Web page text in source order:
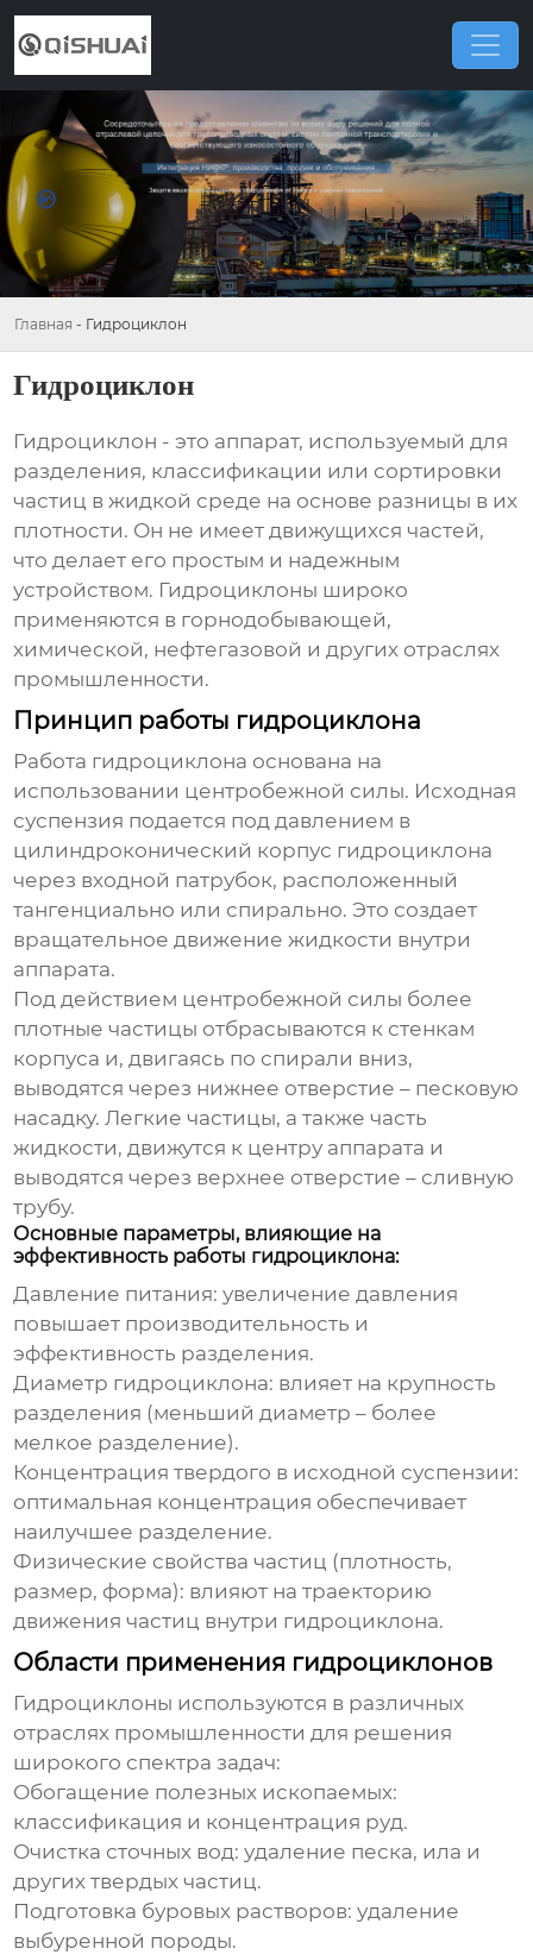
Главная - Гидроциклон
Гидроциклон
Гидроциклон - это аппарат, используемый для
разделения, классификации или сортировки
частиц в жидкой среде на основе разницы в их
плотности. Он не имеет движущихся частей,
что делает его простым и надежным
устройством. Гидроциклоны широко
применяются в горнодобывающей,
химической, нефтегазовой и других отраслях
промышленности.
Принцип работы гидроциклона
Работа гидроциклона основана на
использовании центробежной силы. Исходная
суспензия подается под давлением в
цилиндроконический корпус гидроциклона
через входной патрубок, расположенный
тангенциально или спирально. Это создает
вращательное движение жидкости внутри
аппарата.
Под действием центробежной силы более
плотные частицы отбрасываются к стенкам
корпуса и, двигаясь по спирали вниз,
выводятся через нижнее отверстие – песковую
насадку. Легкие частицы, а также часть
жидкости, движутся к центру аппарата и
выводятся через верхнее отверстие – сливную
трубу.
Основные параметры, влияющие на
эффективность работы гидроциклона:
Давление питания: увеличение давления
повышает производительность и
эффективность разделения.
Диаметр гидроциклона: влияет на крупность
разделения (меньший диаметр – более
мелкое разделение).
Концентрация твердого в исходной суспензии:
оптимальная концентрация обеспечивает
наилучшее разделение.
Физические свойства частиц (плотность,
размер, форма): влияют на траекторию
движения частиц внутри гидроциклона.
Области применения гидроциклонов
Гидроциклоны используются в различных
отраслях промышленности для решения
широкого спектра задач:
Обогащение полезных ископаемых:
классификация и концентрация руд.
Очистка сточных вод: удаление песка, ила и
других твердых частиц.
Подготовка буровых растворов: удаление
выбуренной породы.